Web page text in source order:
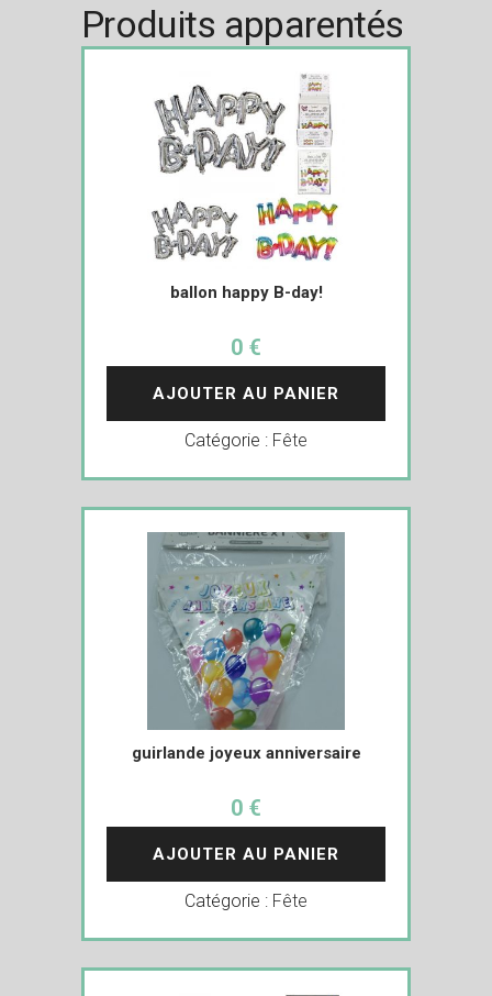
Produits apparentés
ballon happy B-day!
0 €
AJOUTER AU PANIER
Catégorie : Fête
guirlande joyeux anniversaire
0 €
AJOUTER AU PANIER
Catégorie : Fête